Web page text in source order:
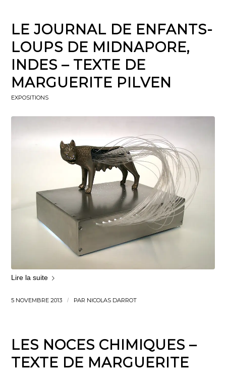
LE JOURNAL DE ENFANTS-
LOUPS DE MIDNAPORE,
INDES – TEXTE DE
MARGUERITE PILVEN
EXPOSITIONS
Lire la suite
5 NOVEMBRE 2013 / PAR NICOLAS DARROT
LES NOCES CHIMIQUES –
TEXTE DE MARGUERITE